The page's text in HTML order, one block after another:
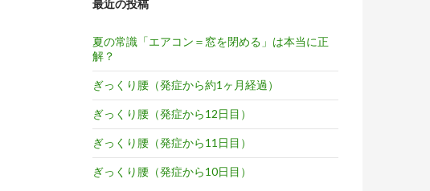
最近の投稿
夏の常識「エアコン＝窓を閉める」は本当に正
解？
ぎっくり腰（発症から約1ヶ月経過）
ぎっくり腰（発症から12日目）
ぎっくり腰（発症から11日目）
ぎっくり腰（発症から10日目）